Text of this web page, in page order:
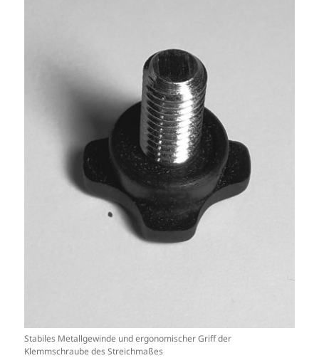
Stabiles Metallgewinde und ergonomischer Griff der
Klemmschraube des Streichmaßes